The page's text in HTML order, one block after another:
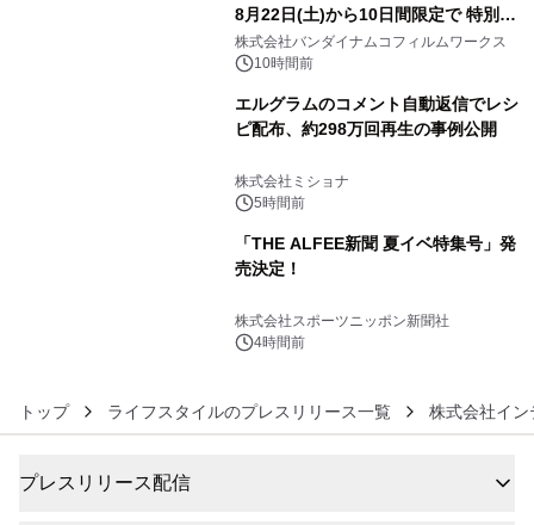
8月22日(土)から10日間限定で 特別映
像『UNICORN GUNDAM Statue ―
BEYOND POSSIBILITY ―』を上映！
株式会社バンダイナムコフィルムワークス
10時間前
エルグラムのコメント自動返信でレシ
ピ配布、約298万回再生の事例公開
株式会社ミショナ
5時間前
「THE ALFEE新聞 夏イベ特集号」発
売決定！
株式会社スポーツニッポン新聞社
4時間前
トップ ライフスタイルのプレスリリース一覧 株式会社イ
プレスリリース配信